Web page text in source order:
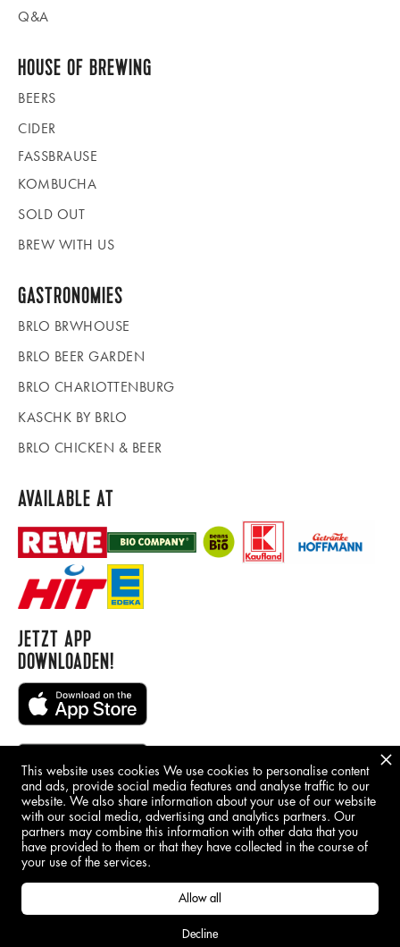
Q&A
HOUSE OF BREWING
BEERS
CIDER
FASSBRAUSE
KOMBUCHA
SOLD OUT
BREW WITH US
GASTRONOMIES
BRLO BRWHOUSE
BRLO BEER GARDEN
BRLO CHARLOTTENBURG
KASCHK BY BRLO
BRLO CHICKEN & BEER
AVAILABLE AT
JETZT APP
DOWNLOADEN!
BORING STUFF
IMPRINT
GDPR
This website uses cookies We use cookies to personalise content
and ads, provide social media features and analyse traffic to our
website. We also share information about your use of our website
with our social media, advertising and analytics partners. Our
partners may combine this information with other data that you
have provided to them or that they have collected in the course of
your use of the services.
Decline
Allow all